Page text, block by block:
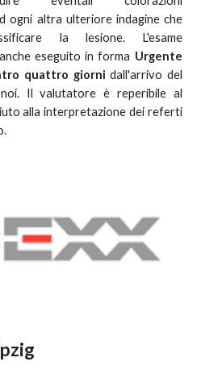
ogni altra ulteriore indagine che
la lesione. L'esame
eseguito in forma Urgente
quattro giorni dall'arrivo del
Il valutatore è reperibile al
alla interpretazione dei referti